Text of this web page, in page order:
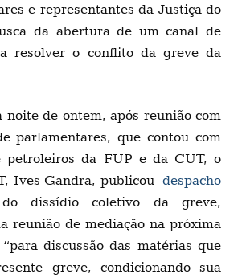
e representantes da Justiça do
da abertura de um canal de
resolver o conflito da greve da
de ontem, após reunião com
parlamentares, que contou com
petroleiros da FUP e da CUT, o
Ives Gandra, publicou despacho
dissídio coletivo da greve,
reunião de mediação na próxima
discussão das matérias que
greve, condicionando sua